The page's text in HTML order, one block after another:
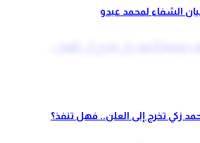
الشفاء لمحمد عبدو
زكي تخرج إلى العلن.. فهل تنفذ؟